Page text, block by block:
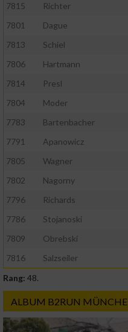
7815
Richter
7801
Dague
7813
Schiel
7806
Hartmann
7814
Presl
7804
Moder
7783
Bartenbacher
7791
Apanowicz
7805
Wagner
7802
Nagorny
7796
Richards
7786
Stojanoski
7809
Obrebski
7816
Salzseiler
Rang: 48.
ALBUM B2RUN